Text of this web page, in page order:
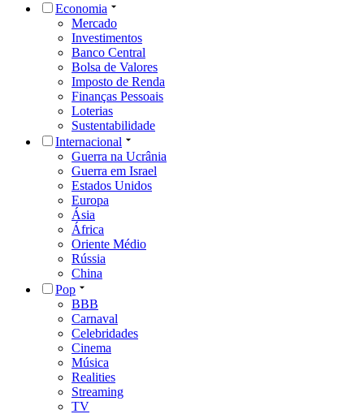
Economia
Mercado
Investimentos
Banco Central
Bolsa de Valores
Imposto de Renda
Finanças Pessoais
Loterias
Sustentabilidade
Internacional
Guerra na Ucrânia
Guerra em Israel
Estados Unidos
Europa
Ásia
África
Oriente Médio
Rússia
China
Pop
BBB
Carnaval
Celebridades
Cinema
Música
Realities
Streaming
TV